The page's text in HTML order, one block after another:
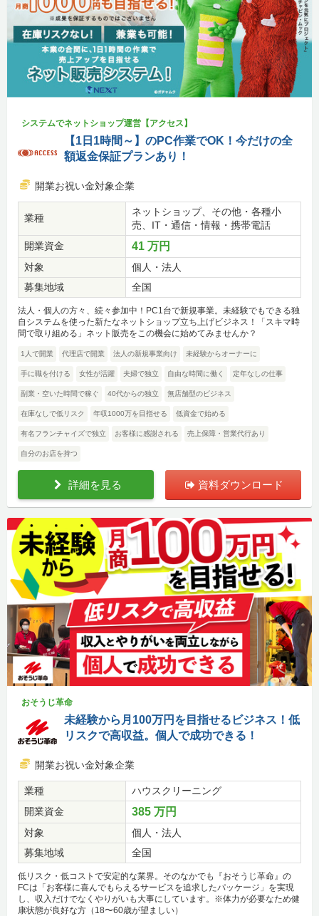
システムでネットショップ運営【アクセス】
【1日1時間～】のPC作業でOK！今だけの全
額返金保証プランあり！
開業お祝い金対象企業
業種
ネットショップ、その他・各種小
売、IT・通信・情報・携帯電話
開業資金
41 万円
対象
個人・法人
募集地域
全国
法人・個人の方々、続々参加中！PC1台で新規事業。未経験でもできる独
自システムを使った新たなネットショップ立ち上げビジネス！「スキマ時
間で取り組める」ネット販売をこの機会に始めてみませんか？
1人で開業 代理店で開業 法人の新規事業向け 未経験からオーナーに
手に職を付ける 女性が活躍 夫婦で独立 自由な時間に働く 定年なしの仕事
副業・空いた時間で稼ぐ 40代からの独立 無店舗型のビジネス
在庫なしで低リスク 年収1000万を目指せる 低資金で始める
有名フランチャイズで独立 お客様に感謝される 売上保障・営業代行あり
自分のお店を持つ
詳細を見る 資料ダウンロード
おそうじ革命
未経験から月100万円を目指せるビジネス！低
リスクで高収益。個人で成功できる！
開業お祝い金対象企業
業種
ハウスクリーニング
開業資金
385 万円
対象
個人・法人
募集地域
全国
低リスク・低コストで安定的な業界。そのなかでも『おそうじ革命』の
FCは「お客様に喜んでもらえるサービスを追求したパッケージ」を実現
し、収入だけでなくやりがいも大事にしています。※体力が必要なため健
康状態が良好な方（18〜60歳が望ましい）